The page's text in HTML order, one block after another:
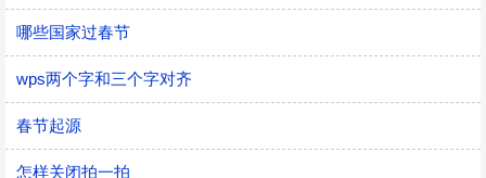
哪些国家过春节
wps两个字和三个字对齐
春节起源
怎样关闭拍一拍